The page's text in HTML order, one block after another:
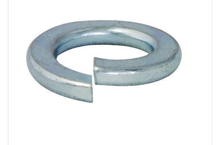
263 710 898 geral@luxivo.pt